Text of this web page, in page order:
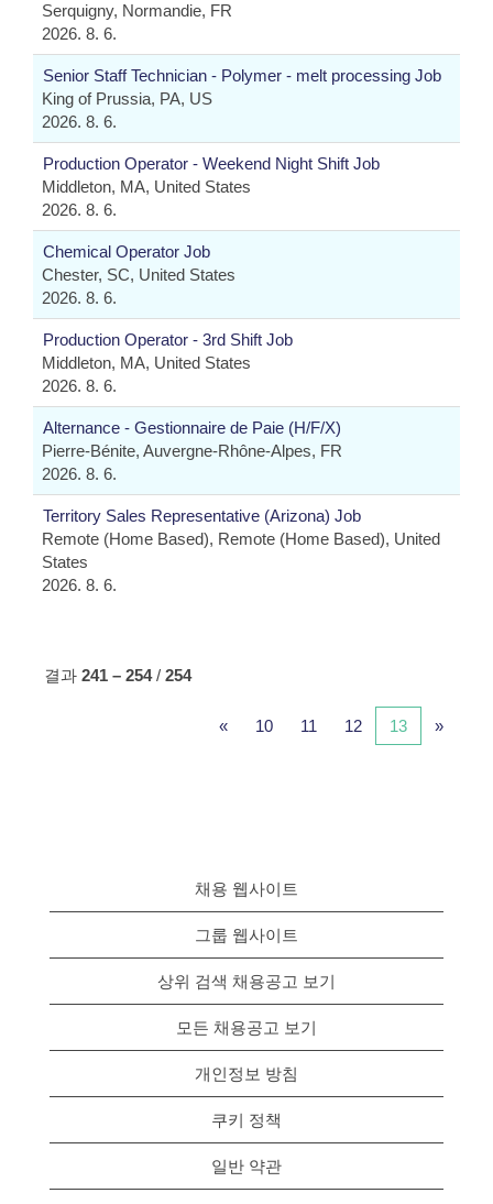
Serquigny, Normandie, FR
2026. 8. 6.
Senior Staff Technician - Polymer - melt processing Job
King of Prussia, PA, US
2026. 8. 6.
Production Operator - Weekend Night Shift Job
Middleton, MA, United States
2026. 8. 6.
Chemical Operator Job
Chester, SC, United States
2026. 8. 6.
Production Operator - 3rd Shift Job
Middleton, MA, United States
2026. 8. 6.
Alternance - Gestionnaire de Paie (H/F/X)
Pierre-Bénite, Auvergne-Rhône-Alpes, FR
2026. 8. 6.
Territory Sales Representative (Arizona) Job
Remote (Home Based), Remote (Home Based), United
States
2026. 8. 6.
결과 241 – 254/ 254
« 10 11 12 13 »
채용 웹사이트
그룹 웹사이트
상위 검색 채용공고 보기
모든 채용공고 보기
개인정보 방침
쿠키 정책
일반 약관